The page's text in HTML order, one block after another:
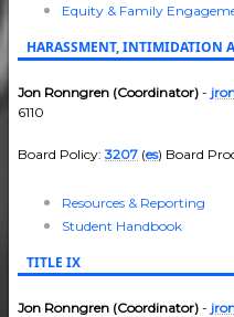
Equity & Family
HARASSMENT, INTIMIDATION
Jon Ronngren (Coordinator) -
6110
Board Policy:3207 (es) Board
Resources & Reporting
Student Handbook
TITLE IX
Jon Ronngren (Coordinator) -